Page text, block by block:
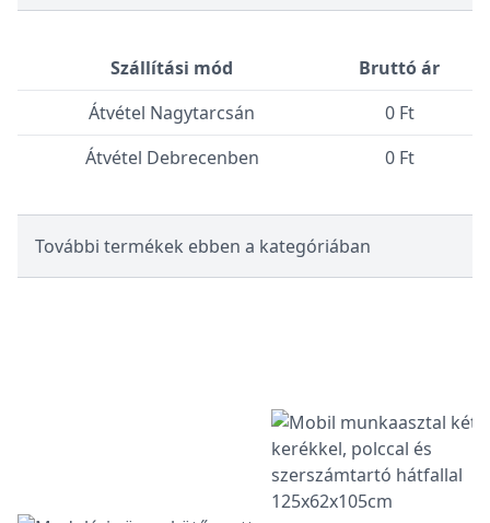
Szállítási mód
Bruttó ár
Átvétel Nagytarcsán
0 Ft
Átvétel Debrecenben
0 Ft
További termékek ebben a kategóriában